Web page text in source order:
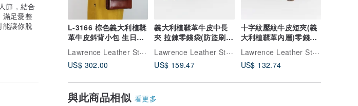
L-3166 棕色義大利植鞣
革牛皮斜背小包 生日情
人節禮物
Lawrence Leather Studio
US$ 302.00
義大利植鞣革牛皮中長
夾 拉鍊零錢袋(防盜刷)
生日情人節禮物
Lawrence Leather Studio
US$ 159.47
十字紋壓紋牛皮短夾(義
大利植鞣革內層)零錢袋
款 客製 生日情人節
Lawrence Leather Studio
US$ 132.74
與此商品相似 看更多
節，結合
滿足愛整
能讓你脫